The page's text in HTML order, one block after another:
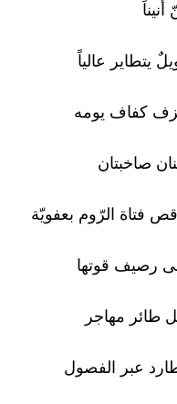
أنيناً
يتطاير عالياً
كفاف يومه
صاخبتان
فتاة الرّوم بعفويّة
رصيف قوتها
طائر مهاجر
عبر الفصول